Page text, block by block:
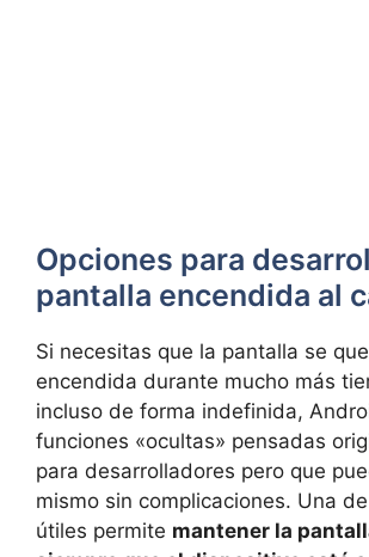
Opciones para
pantalla encendida al
Si necesitas que la pantalla se
encendida durante mucho más
incluso de forma indefinida,
funciones «ocultas» pensadas
para desarrolladores pero que
mismo sin complicaciones. Una
útiles permite mantener la